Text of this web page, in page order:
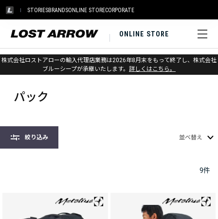
STORIESBRANDSONLINE STORECORPORATE
ONLINE STORE
株式会社ロストアローの輸入代理店業務は2026年8月末をもって終了し、株式会社
ブルーシープが承継いたします。 詳しくはこちら。
ホーム > メトリウス > パック
パック
絞り込み 並べ替え
9件